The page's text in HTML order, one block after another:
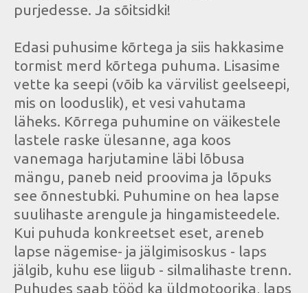
purjedesse. Ja sõitsidki!
Edasi puhusime kõrtega ja siis hakkasime
tormist merd kõrtega puhuma. Lisasime
vette ka seepi (võib ka värvilist geelseepi,
mis on looduslik), et vesi vahutama
läheks. Kõrrega puhumine on väikestele
lastele raske ülesanne, aga koos
vanemaga harjutamine läbi lõbusa
mängu, paneb neid proovima ja lõpuks
see õnnestubki. Puhumine on hea lapse
suulihaste arengule ja hingamisteedele.
Kui puhuda konkreetset eset, areneb
lapse nägemise- ja jälgimisoskus - laps
jälgib, kuhu ese liigub - silmalihaste trenn.
Puhudes saab tööd ka üldmotoorika, laps